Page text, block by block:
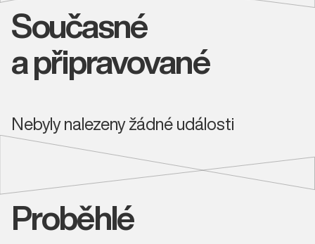
Současné
a připravované
Nebyly nalezeny žádné události
Proběhlé